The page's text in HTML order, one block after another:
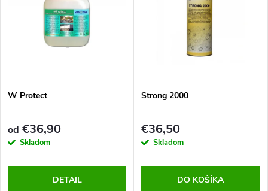
W Protect
od €36,90
Skladom
DETAIL
Strong 2000
€36,50
Skladom
DO KOŠÍKA